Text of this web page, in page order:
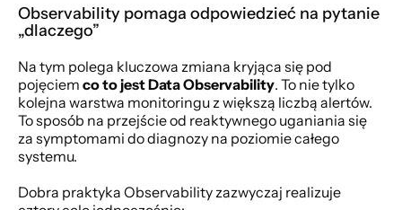
Observability pomaga odpowiedzieć na pytanie
„dlaczego”
Na tym polega kluczowa zmiana kryjąca się pod
pojęciem co to jest Data Observability. To nie tylko
kolejna warstwa monitoringu z większą liczbą alertów.
To sposób na przejście od reaktywnego uganiania się
za symptomami do diagnozy na poziomie całego
systemu.
Dobra praktyka Observability zazwyczaj realizuje